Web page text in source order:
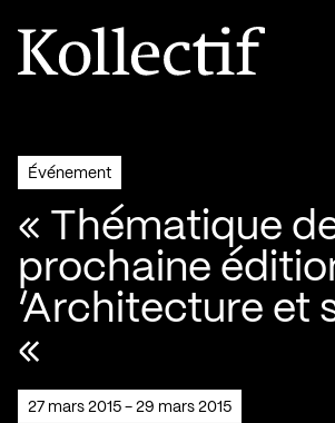
Aller à la page d'accueil
Logo Kollectif
Événement
« Thématique
prochaine
‘Architecture et
«
27 mars 2015 - 29 mars 2015